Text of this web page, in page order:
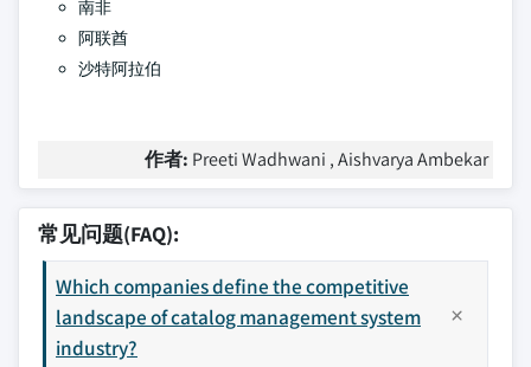
南非
阿联酋
沙特阿拉伯
作者: Preeti Wadhwani , Aishvarya Ambekar
常见问题(FAQ):
Which companies define the competitive
landscape of catalog management system
industry?